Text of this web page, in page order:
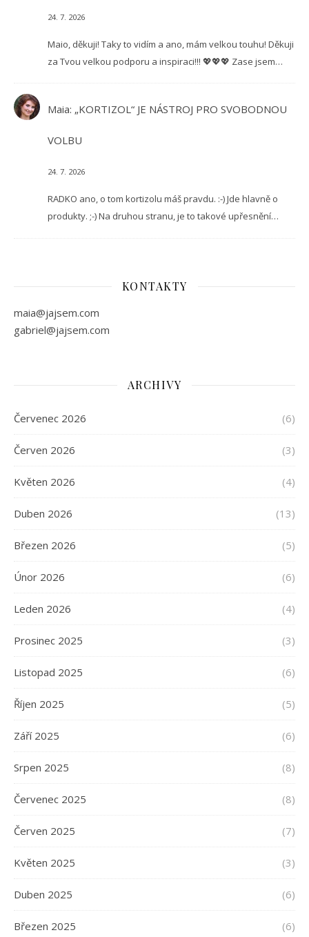
24. 7. 2026
Maio, děkuji! Taky to vidím a ano, mám velkou touhu! Děkuji
za Tvou velkou podporu a inspiraci!!! 💖💖💖 Zase jsem…
Maia: „KORTIZOL“ JE NÁSTROJ PRO SVOBODNOU
VOLBU
24. 7. 2026
RADKO ano, o tom kortizolu máš pravdu. :-) Jde hlavně o
produkty. ;-) Na druhou stranu, je to takové upřesnění…
KONTAKTY
maia@jajsem.com
gabriel@jajsem.com
ARCHIVY
Červenec 2026 (6)
Červen 2026 (3)
Květen 2026 (4)
Duben 2026 (13)
Březen 2026 (5)
Únor 2026 (6)
Leden 2026 (4)
Prosinec 2025 (3)
Listopad 2025 (6)
Říjen 2025 (5)
Září 2025 (6)
Srpen 2025 (8)
Červenec 2025 (8)
Červen 2025 (7)
Květen 2025 (3)
Duben 2025 (6)
Březen 2025 (6)